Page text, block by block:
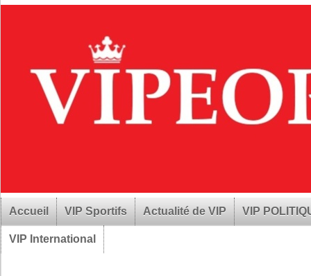
Accueil VIP Sportifs Actualité de VIP VIP
VIP International